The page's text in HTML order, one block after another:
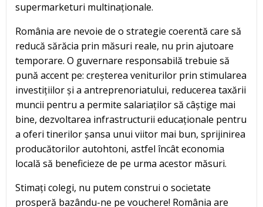
supermarketuri multinaționale.
România are nevoie de o strategie coerentă care să
reducă sărăcia prin măsuri reale, nu prin ajutoare
temporare. O guvernare responsabilă trebuie să
pună accent pe: creșterea veniturilor prin stimularea
investițiilor și a antreprenoriatului, reducerea taxării
muncii pentru a permite salariaților să câștige mai
bine, dezvoltarea infrastructurii educaționale pentru
a oferi tinerilor șansa unui viitor mai bun, sprijinirea
producătorilor autohtoni, astfel încât economia
locală să beneficieze de pe urma acestor măsuri.
Stimați colegi, nu putem construi o societate
prosperă bazându-ne pe vouchere! România are